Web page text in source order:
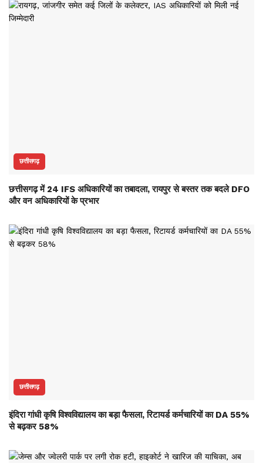
छत्तीसगढ़
छत्तीसगढ़ में 24 IFS अधिकारियों का तबादला, रायपुर से बस्तर तक बदले DFO
और वन अधिकारियों के प्रभार
छत्तीसगढ़
इंदिरा गांधी कृषि विश्वविद्यालय का बड़ा फैसला, रिटायर्ड कर्मचारियों का DA 55%
से बढ़कर 58%